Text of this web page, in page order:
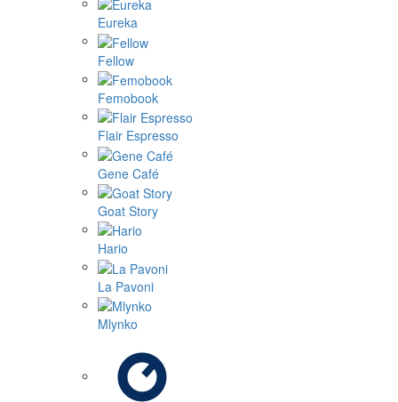
Eureka
Fellow
Femobook
Flair Espresso
Gene Café
Goat Story
Hario
La Pavoni
Mlynko